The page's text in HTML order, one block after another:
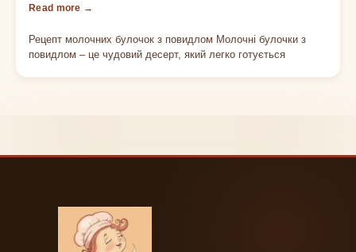
Рецепт молочних булочок з повидлом Молочні булочки з
повидлом – це чудовий десерт, який легко готується